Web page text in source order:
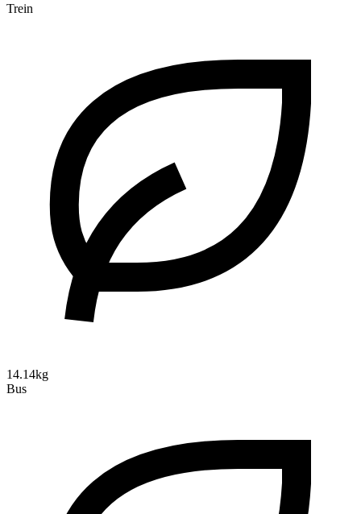
Trein
14.14kg
Bus